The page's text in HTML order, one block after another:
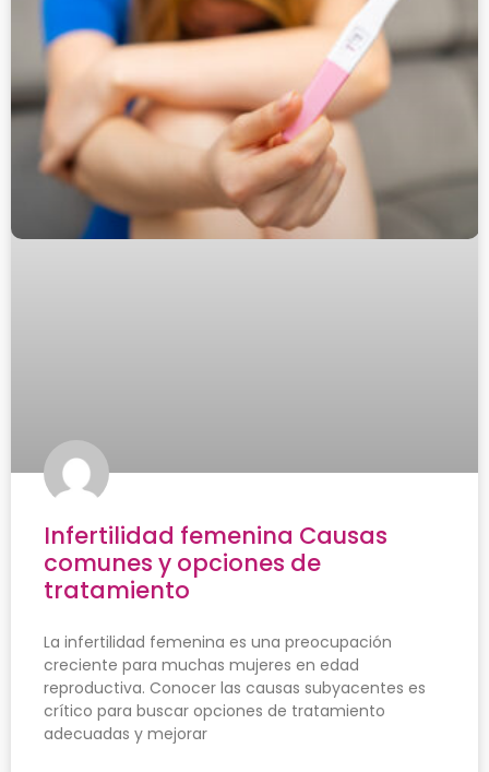
Infertilidad femenina Causas
comunes y opciones de
tratamiento
La infertilidad femenina es una preocupación
creciente para muchas mujeres en edad
reproductiva. Conocer las causas subyacentes es
crítico para buscar opciones de tratamiento
adecuadas y mejorar